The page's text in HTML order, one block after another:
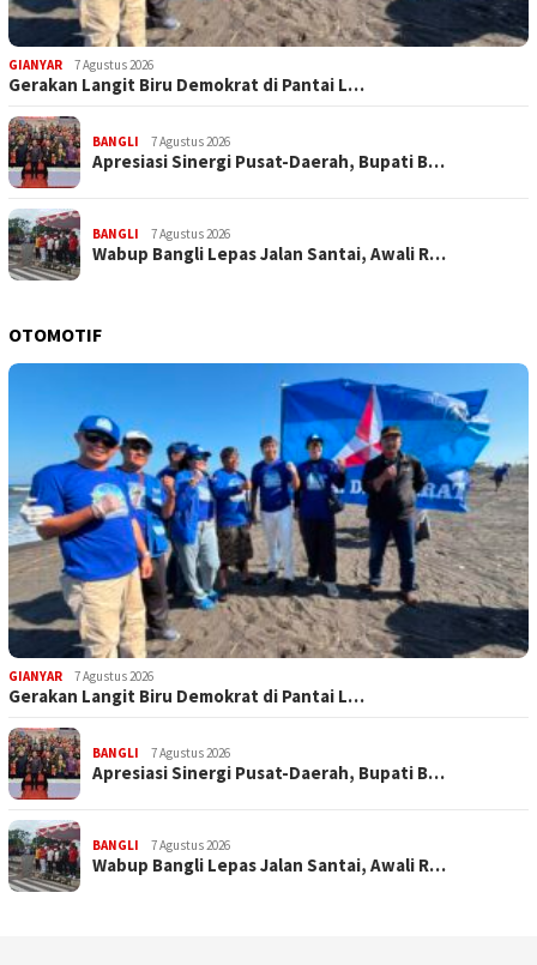
GIANYAR 7 Agustus 2026
Gerakan Langit Biru Demokrat di Pantai L…
BANGLI 7 Agustus 2026
Apresiasi Sinergi Pusat-Daerah, Bupati B…
BANGLI 7 Agustus 2026
Wabup Bangli Lepas Jalan Santai, Awali R…
OTOMOTIF
GIANYAR 7 Agustus 2026
Gerakan Langit Biru Demokrat di Pantai L…
BANGLI 7 Agustus 2026
Apresiasi Sinergi Pusat-Daerah, Bupati B…
BANGLI 7 Agustus 2026
Wabup Bangli Lepas Jalan Santai, Awali R…